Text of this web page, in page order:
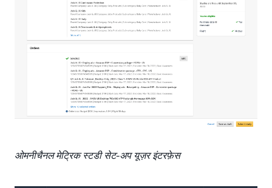
ओमनीचैनल मेट्रिक स्टडी सेट-अप यूज़र इंटरफ़ेस